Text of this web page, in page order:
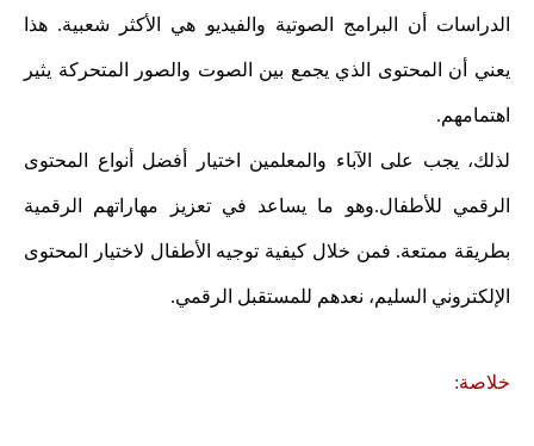
الدراسات أن البرامج الصوتية والفيديو هي الأكثر شعبية. هذا
يعني أن المحتوى الذي يجمع بين الصوت والصور المتحركة يثير
اهتمامهم.
لذلك، يجب على الآباء والمعلمين اختيار أفضل أنواع المحتوى
الرقمي للأطفال.وهو ما يساعد في تعزيز مهاراتهم الرقمية
بطريقة ممتعة. فمن خلال كيفية توجيه الأطفال لاختيار المحتوى
الإلكتروني السليم، نعدهم للمستقبل الرقمي.
خلاصة: